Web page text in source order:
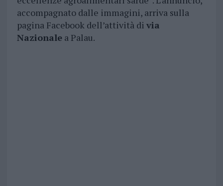
accompagnato dalle immagini, arriva sulla
pagina Facebook dell’attività di via
Nazionalea Palau.